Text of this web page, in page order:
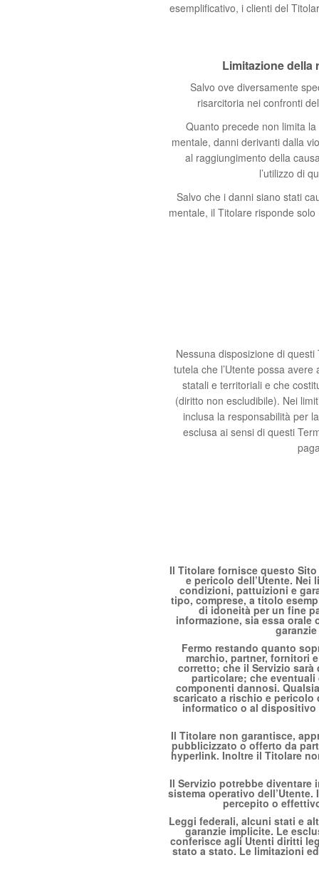
esemplificativo, i clienti del
Limitazione della
Salvo ove diversamente
risarcitoria nei confronti
Quanto precede non limita
mentale, danni derivanti dalla
al raggiungimento della
l’utilizzo di
Salvo che i danni siano stati
mentale, il Titolare risponde
Nessuna disposizione di
tutela che l’Utente possa
statali e territoriali e che
(diritto non escludibile). Nei
inclusa la responsabilità per
esclusa ai sensi di questi
Il Titolare fornisce questo
e pericolo dell’Utente.
condizioni, pattuizioni e
tipo, comprese, a titolo
di idoneità per un fine
informazione, sia essa orale
Fermo restando quanto
marchio, partner, fornitori
corretto; che il Servizio
particolare; che
componenti dannosi.
scaricato a rischio e pericolo
informatico o al dispositivo
Il Titolare non garantisce,
pubblicizzato o offerto da
hyperlink. Inoltre il Titolare
Il Servizio potrebbe
sistema operativo
percepito o
Leggi federali, alcuni stati e
garanzie implicite. Le
conferisce agli Utenti diritti
stato a stato. Le limitazioni